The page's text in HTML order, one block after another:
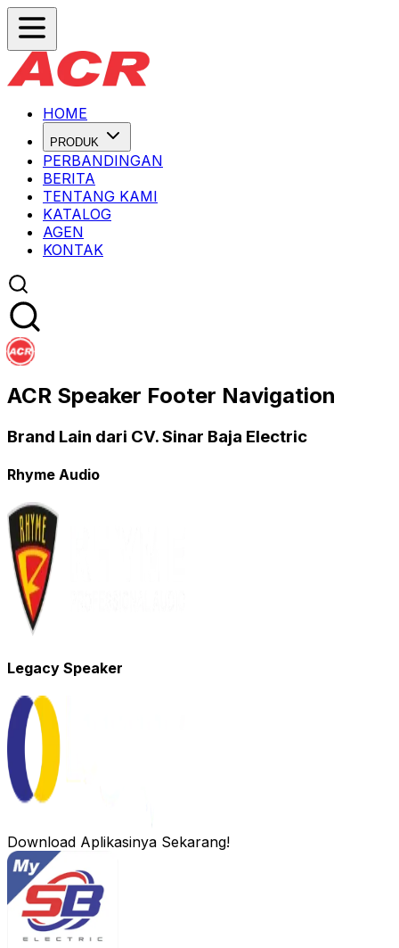
HOME
PRODUK
PERBANDINGAN
BERITA
TENTANG KAMI
KATALOG
AGEN
KONTAK
ACR Speaker Footer Navigation
Brand Lain dari CV. Sinar Baja Electric
Rhyme Audio
Legacy Speaker
Download Aplikasinya Sekarang!